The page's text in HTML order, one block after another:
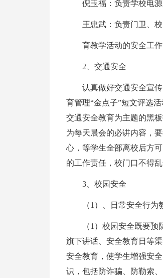
倪玉福：负责学校电
王忠武：负责门卫、
育教学活动的安全工作
2、交通安全
认真做好交通安全宣
育管理“金点子”短文评选
交通安全教育为主题的黑
为每天晨会的必讲内容，
心，等学生全部离校后方
的工作责任，校门口不得
3、校园安全
（1）、日常安全行为
（1）校园安全既要
旗下讲话、安全教育日等
安全教育，使学生增强安
识，包括防诈骗、防勒索